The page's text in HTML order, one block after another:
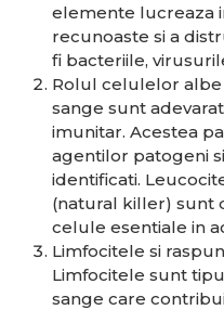
elemente lucreaza
recunoaste si a
fi bacteriile,
Rolul celulelor
sange sunt
imunitar. Acestea
agentilor patogeni
identificati.
(natural killer) sunt
celule esentiale in
Limfocitele si
Limfocitele sunt
sange care